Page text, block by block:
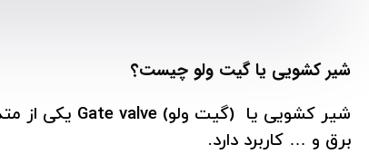
شیر کشویی یا گیت ولو چیست؟
شیر کشویی یا (گیت ولو) Gate valve یکی از متداول ترین انواع
برق و … کاربرد دارد.